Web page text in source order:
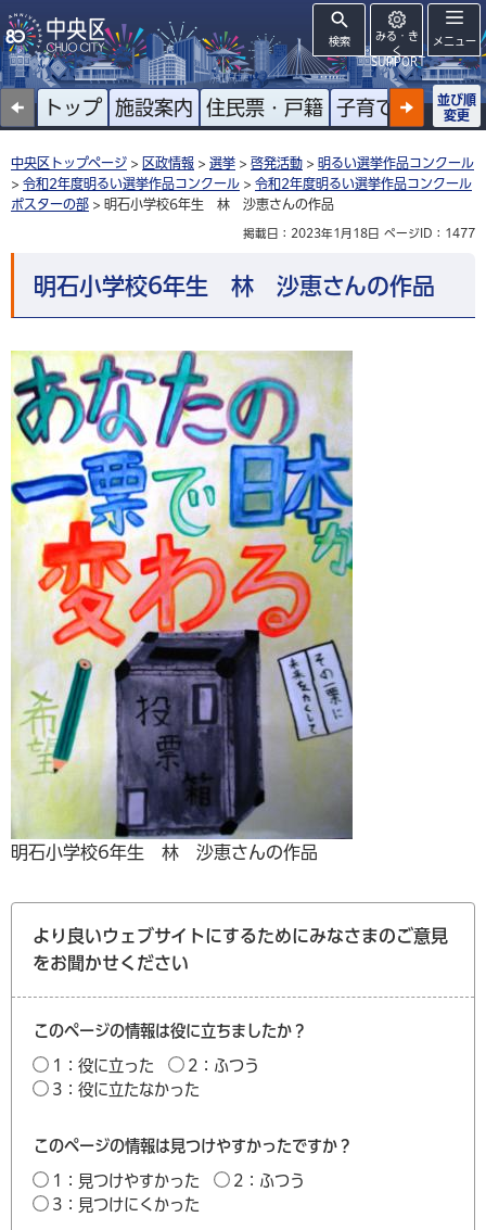
検索
みる・き
く
SUPPORT
メニュー
トップ 施設案内 住民票・戸籍 子育て 高齢者
並び順
変更
中央区トップページ > 区政情報 > 選挙 > 啓発活動 > 明るい選挙作品コンクール
> 令和2年度明るい選挙作品コンクール > 令和2年度明るい選挙作品コンクール
ポスターの部 > 明石小学校6年生 林 沙恵さんの作品
掲載日：2023年1月18日 ページID：1477
明石小学校6年生 林 沙恵さんの作品
明石小学校6年生 林 沙恵さんの作品
より良いウェブサイトにするためにみなさまのご意見
をお聞かせください
このページの情報は役に立ちましたか？
1：役に立った
2：ふつう
3：役に立たなかった
このページの情報は見つけやすかったですか？
1：見つけやすかった
2：ふつう
3：見つけにくかった